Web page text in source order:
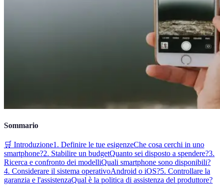
Sommario
🛒 Introduzione1. Definire le tue esigenzeChe cosa cerchi in uno
smartphone?2. Stabilire un budgetQuanto sei disposto a spendere?3.
Ricerca e confronto dei modelliQuali smartphone sono disponibili?
4. Considerare il sistema operativoAndroid o iOS?5. Controllare la
garanzia e l'assistenzaQual è la politica di assistenza del produttore?